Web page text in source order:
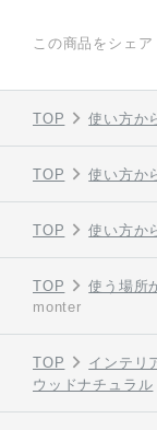
この商品をシェア
TOP 使い方か
TOP 使い方か
TOP 使い方か
TOP 使う場所
monter
TOP
インテリ
ウッドナチュラル